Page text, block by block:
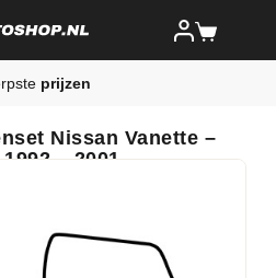
prijzen
Nissan Vanette –
– 2001